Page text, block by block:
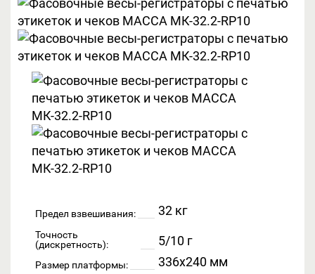
Предел взвешивания: 32 кг
Точность
(дискретность):
5/10 г
Размер платформы: 336х240 мм